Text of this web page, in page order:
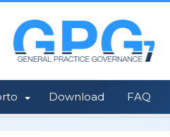
Download FAQ